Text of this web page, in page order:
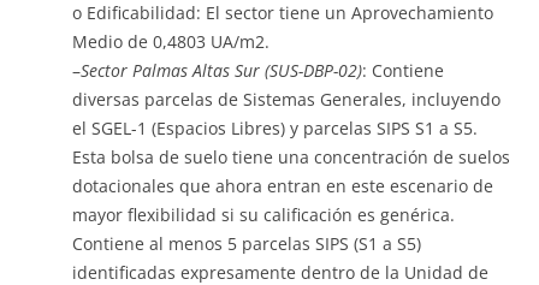
o Edificabilidad: El sector tiene un Aprovechamiento
Medio de 0,4803 UA/m2.
–Sector Palmas Altas Sur (SUS-DBP-02): Contiene
diversas parcelas de Sistemas Generales, incluyendo
el SGEL-1 (Espacios Libres) y parcelas SIPS S1 a S5.
Esta bolsa de suelo tiene una concentración de suelos
dotacionales que ahora entran en este escenario de
mayor flexibilidad si su calificación es genérica.
Contiene al menos 5 parcelas SIPS (S1 a S5)
identificadas expresamente dentro de la Unidad de